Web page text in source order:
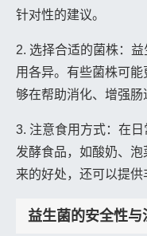
针对性的建议。
2. 选择合适的菌株：
用各异。有些菌株可
够在帮助消化、增强肠
3. 注意食用方式：在
发酵食品，如酸奶、
来的好处，还可以提供
益生菌的安全性与